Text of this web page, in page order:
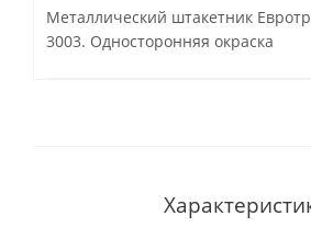
Металлический штакетник
3003. Односторонняя окраска